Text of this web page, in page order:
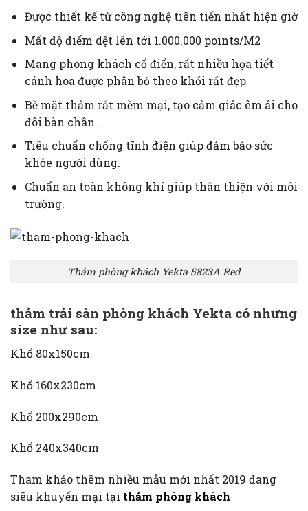
Được thiết kế từ công nghệ tiên tiến nhất hiện giờ
Mất độ điểm dệt lên tới 1.000.000 points/M2
Mang phong khách cổ điển, rất nhiều họa tiết
cánh hoa được phân bố theo khối rất đẹp
Bề mặt thảm rất mềm mại, tạo cảm giác êm ái cho
đôi bàn chân.
Tiêu chuẩn chống tĩnh điện giúp đảm bảo sức
khỏe người dùng.
Chuẩn an toàn không khí giúp thân thiện với môi
trường.
Thảm phòng khách Yekta 5823A Red
thảm trải sàn phòng khách Yekta có nhưng
size như sau:
Khổ 80x150cm
Khổ 160x230cm
Khổ 200x290cm
Khổ 240x340cm
Tham khảo thêm nhiều mẫu mới nhất 2019 đang
siêu khuyến mại tại thảm phòng khách